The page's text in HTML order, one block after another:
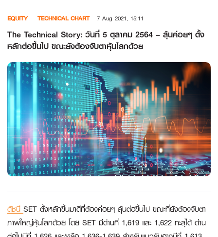
content
EQUITY TECHNICAL CHART 7 Aug 2021, 15:11
The Technical Story: วันที่ 5 ตุลาคม 2564 – ลุ้นค่อยๆ ตั้ง
หลักต่อขึ้นไป ขณะยังต้องจับตาหุ้นโลกด้วย
ดัชนี SET ตั้งหลักขึ้นมาดีที่ต้องค่อยๆ ลุ้นต่อขึ้นไป ขณะที่ยังต้องจับตา
ภาพใหญ่หุ้นโลกด้วย โดย SET มีด่านที่ 1,619 และ 1,622 ทะลุได้ ด่าน